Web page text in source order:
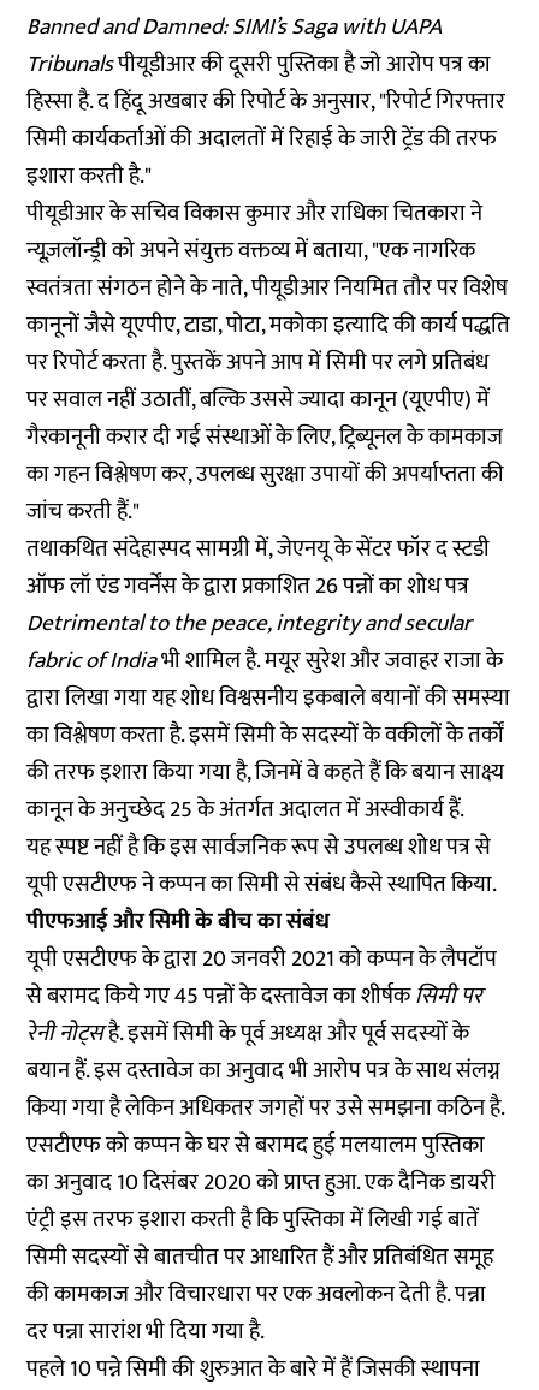
Banned and Damned: SIMI’s Saga with UAPA
Tribunalsपीयूडीआर की दूसरी पुस्तिका है जो आरोप पत्र का
हिस्सा है. द हिंदू अखबार कीरिपोर्टके अनुसार, "रिपोर्ट गिरफ्तार
सिमी कार्यकर्ताओं की अदालतों में रिहाई के जारी ट्रेंड की तरफ
इशारा करती है."
पीयूडीआर के सचिव विकास कुमार और राधिका चितकारा ने
न्यूज़लॉन्ड्री को अपने संयुक्त वक्तव्य में बताया, "एक नागरिक
स्वतंत्रता संगठन होने के नाते, पीयूडीआर नियमित तौर पर विशेष
कानूनों जैसे यूएपीए, टाडा, पोटा, मकोका इत्यादि की कार्य पद्धति
पर रिपोर्ट करता है. पुस्तकें अपने आप में सिमी पर लगे प्रतिबंध
पर सवाल नहीं उठातीं, बल्कि उससे ज्यादा कानून (यूएपीए) में
गैरकानूनी करार दी गई संस्थाओं के लिए, ट्रिब्यूनल के कामकाज
का गहन विश्लेषण कर, उपलब्ध सुरक्षा उपायों की अपर्याप्तता की
जांच करती हैं."
तथाकथित संदेहास्पद सामग्री में, जेएनयू के सेंटर फॉर द स्टडी
ऑफ लॉ एंड गवर्नेंस के द्वारा प्रकाशित 26 पन्नों का शोध पत्र
Detrimental to the peace, integrity and secular
fabric of Indiaभी शामिल है. मयूर सुरेश और जवाहर राजा के
द्वारा लिखा गया यह शोध विश्वसनीय इकबाले बयानों की समस्या
का विश्लेषण करता है. इसमें सिमी के सदस्यों के वकीलों के तर्कों
की तरफ इशारा किया गया है, जिनमें वे कहते हैं कि बयान साक्ष्य
कानून केअनुच्छेद 25के अंतर्गत अदालत में अस्वीकार्य हैं.
यह स्पष्ट नहीं है कि इस सार्वजनिक रूप से उपलब्ध शोध पत्र से
यूपी एसटीएफ ने कप्पन का सिमी से संबंध कैसे स्थापित किया.
पीएफआई और सिमी के बीच का संबंध
यूपी एसटीएफ के द्वारा 20 जनवरी 2021 को कप्पन के लैपटॉप
से बरामद किये गए 45 पन्नों के दस्तावेज का शीर्षकसिमी पर
रेनी नोट्सहै. इसमें सिमी के पूर्व अध्यक्ष और पूर्व सदस्यों के
बयान हैं. इस दस्तावेज का अनुवाद भी आरोप पत्र के साथ संलग्न
किया गया है लेकिन अधिकतर जगहों पर उसे समझना कठिन है.
एसटीएफ को कप्पन के घर से बरामद हुई मलयालम पुस्तिका
का अनुवाद 10 दिसंबर 2020 को प्राप्त हुआ. एक दैनिक डायरी
एंट्री इस तरफ इशारा करती है कि पुस्तिका में लिखी गई बातें
सिमी सदस्यों से बातचीत पर आधारित हैं और प्रतिबंधित समूह
की कामकाज और विचारधारा पर एक अवलोकन देती है. पन्ना
दर पन्ना सारांश भी दिया गया है.
पहले 10 पन्ने सिमी की शुरुआत के बारे में हैं जिसकी स्थापना